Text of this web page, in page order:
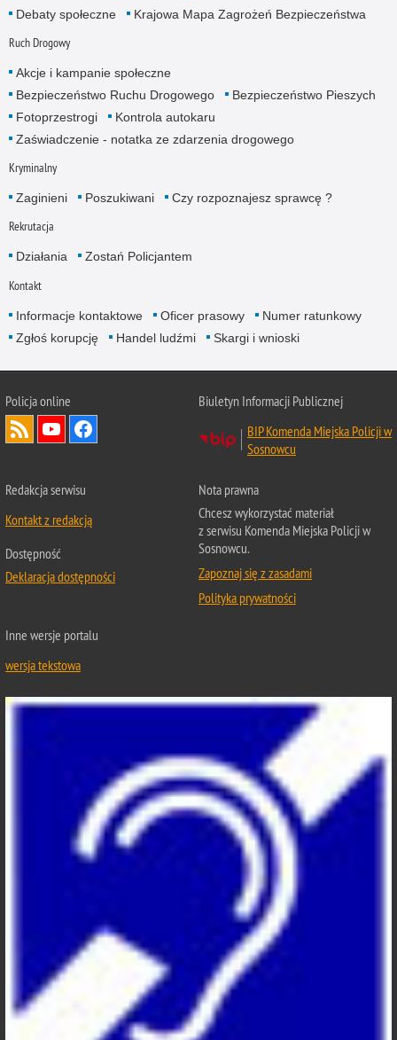
Debaty społeczne
Krajowa Mapa Zagrożeń Bezpieczeństwa
Ruch Drogowy
Akcje i kampanie społeczne
Bezpieczeństwo Ruchu Drogowego
Bezpieczeństwo Pieszych
Fotoprzestrogi
Kontrola autokaru
Zaświadczenie - notatka ze zdarzenia drogowego
Kryminalny
Zaginieni Poszukiwani Czy rozpoznajesz sprawcę ?
Rekrutacja
Działania Zostań Policjantem
Kontakt
Informacje kontaktowe Oficer prasowy
Numer ratunkowy
Zgłoś korupcję
Handel ludźmi Skargi i wnioski
Policja online
Biuletyn Informacji Publicznej
BIP Komenda Miejska Policji w
Sosnowcu
Redakcja serwisu
Kontakt z redakcją
Dostępność
Deklaracja dostępności
Nota prawna
Chcesz wykorzystać materiał
z serwisu Komenda Miejska Policji w
Sosnowcu.
Zapoznaj się z zasadami
Polityka prywatności
Inne wersje portalu
wersja tekstowa